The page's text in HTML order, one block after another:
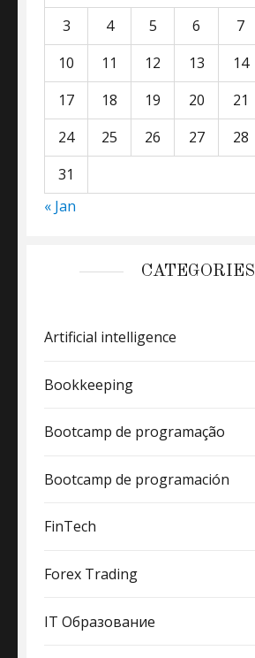
3
4 5 6 7
10
11 12 13 14
17
18 19 20 21
24
25 26 27 28
31
« Jan
CATEGORIES
Artificial intelligence
Bookkeeping
Bootcamp de programação
Bootcamp de programación
FinTech
Forex Trading
IT Образование